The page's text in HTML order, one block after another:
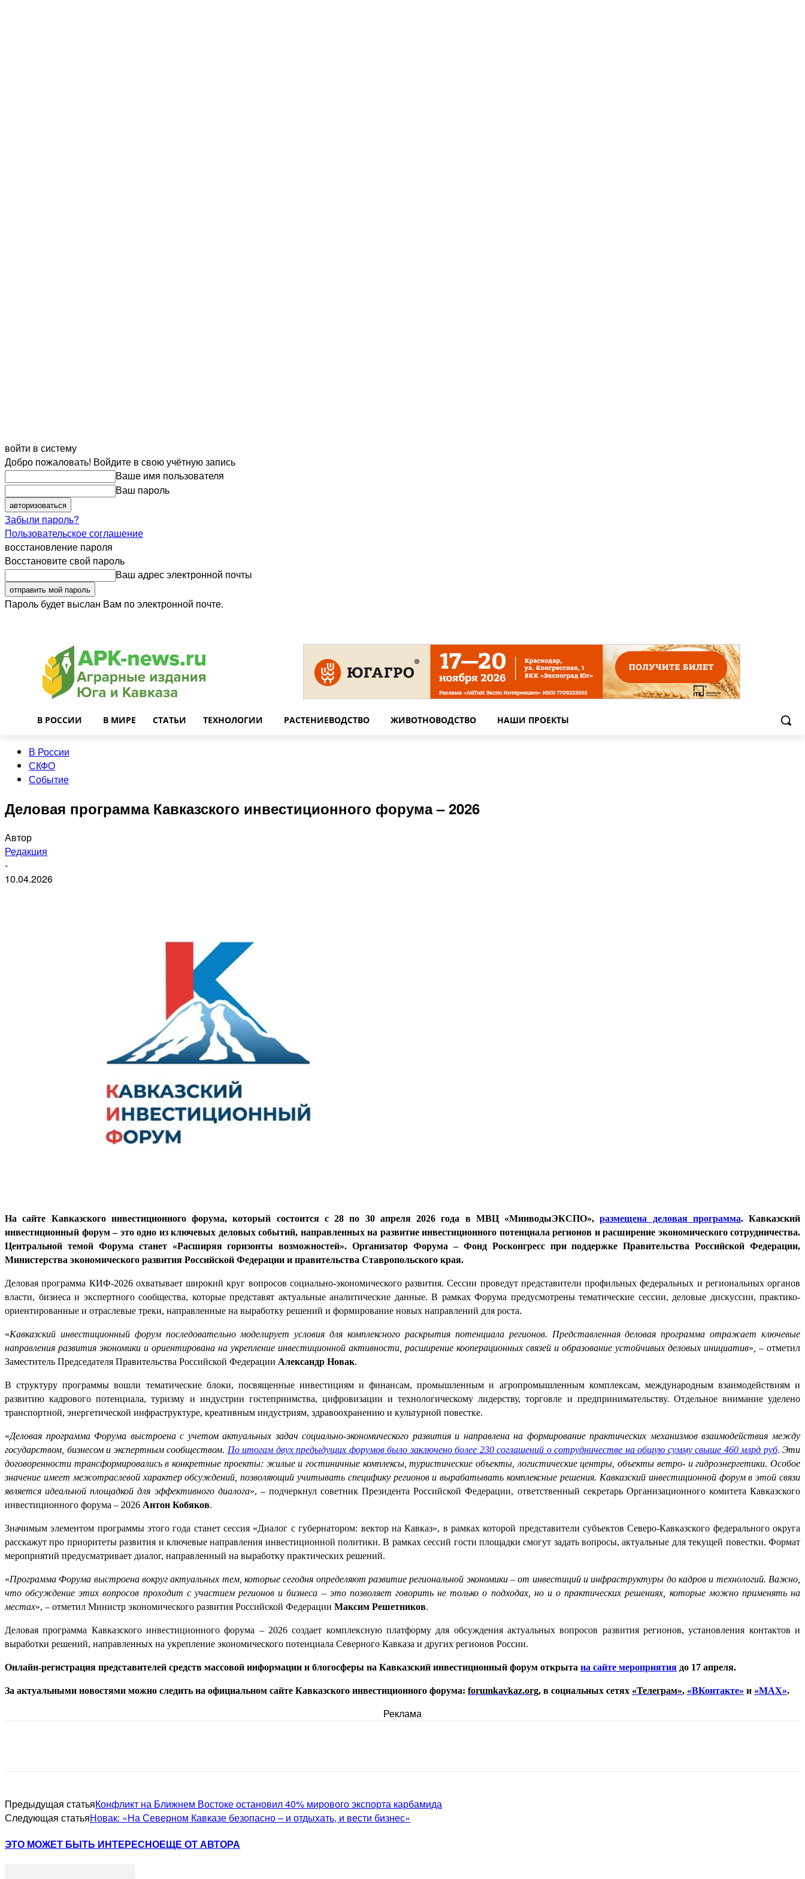
войти в систему
Добро пожаловать! Войдите в свою учётную запись
Ваше имя пользователя
Ваш пароль
Забыли пароль?
Пользовательское соглашение
восстановление пароля
Восстановите свой пароль
Ваш адрес электронной почты
Пароль будет выслан Вам по электронной почте.
В РОССИИ В МИРЕ СТАТЬИ ТЕХНОЛОГИИ РАСТЕНИЕВОДСТВО ЖИВОТНОВОДСТВО НАШИ ПРОЕКТЫ
В России
СКФО
Событие
Деловая программа Кавказского инвестиционного форума – 2026
Автор
Редакция
-
10.04.2026
На сайте Кавказского инвестиционного форума, который состоится с 28 по 30 апреля 2026 года в МВЦ «МинводыЭКСПО»,размещена деловая программа. Кавказский
инвестиционный форум – это одно из ключевых деловых событий, направленных на развитие инвестиционного потенциала регионов и расширение экономического сотрудничества.
Центральной темой Форума станет «Расширяя горизонты возможностей». Организатор Форума – Фонд Росконгресс при поддержке Правительства Российской Федерации,
Министерства экономического развития Российской Федерации и правительства Ставропольского края.
Деловая программа КИФ-2026 охватывает широкий круг вопросов социально-экономического развития. Сессии проведут представители профильных федеральных и региональных органов
власти, бизнеса и экспертного сообщества, которые представят актуальные аналитические данные. В рамках Форума предусмотрены тематические сессии, деловые дискуссии, практико-
ориентированные и отраслевые треки, направленные на выработку решений и формирование новых направлений для роста.
«Кавказский инвестиционный форум последовательно моделирует условия для комплексного раскрытия потенциала регионов. Представленная деловая программа отражает ключевые
направления развития экономики и ориентирована на укрепление инвестиционной активности, расширение кооперационных связей и образование устойчивых деловых инициатив» – отметил
Заместитель Председателя Правительства Российской Федерации Александр Новак.
В структуру программы вошли тематические блоки, посвященные инвестициям и финансам, промышленным и агропромышленным комплексам, международным взаимодействиям и
развитию кадрового потенциала, туризму и индустрии гостеприимства, цифровизации и технологическому лидерству, торговле и предпринимательству. Отдельное внимание уделено
транспортной, энергетической инфраструктуре, креативным индустриям, здравоохранению и культурной повестке.
«Деловая программа Форума выстроена с учетом актуальных задач социально-экономического развития и направлена на формирование практических механизмов взаимодействия между
государством, бизнесом и экспертным сообществом. По итогам двух предыдущих форумов было заключено более 230 соглашений о сотрудничестве на общую сумму свыше 460 млрд руб. Эти
договоренности трансформировались в конкретные проекты: жилые и гостиничные комплексы, туристические объекты, логистические центры, объекты ветро- и гидроэнергетики. Особое
значение имеет межотраслевой характер обсуждений, позволяющий учитывать специфику регионов и вырабатывать комплексные решения. Кавказский инвестиционной форум в этой связи
является идеальной площадкой для эффективного диалога», – подчеркнул советник Президента Российской Федерации, ответственный секретарь Организационного комитета Кавказского
инвестиционного форума – 2026 Антон Кобяков.
Значимым элементом программы этого года станет сессия «Диалог с губернатором: вектор на Кавказ», в рамках которой представители субъектов Северо-Кавказского федерального округа
расскажут про приоритеты развития и ключевые направления инвестиционной политики. В рамках сессий гости площадки смогут задать вопросы, актуальные для текущей повестки. Формат
мероприятий предусматривает диалог, направленный на выработку практических решений.
«Программа Форума выстроена вокруг актуальных тем, которые сегодня определяют развитие региональной экономики – от инвестиций и инфраструктуры до кадров и технологий. Важно,
что обсуждение этих вопросов проходит с участием регионов и бизнеса – это позволяет говорить не только о подходах, но и о практических решениях, которые можно применять на
местах», – отметил Министр экономического развития Российской Федерации Максим Решетников.
Деловая программа Кавказского инвестиционного форума – 2026 создает комплексную платформу для обсуждения актуальных вопросов развития регионов, установления контактов и
выработки решений, направленных на укрепление экономического потенциала Северного Кавказа и других регионов России.
Онлайн-регистрация представителей средств массовой информации и блогосферы на Кавказский инвестиционный форум открыта на сайте мероприятия до 17 апреля.
За актуальными новостями можно следить на официальном сайте Кавказского инвестиционного форума: forumkavkaz.org, в социальных сетях «Телеграм», «ВКонтакте» и «MAX».
Реклама
Предыдущая статьяКонфликт на Ближнем Востоке остановил 40% мирового экспорта карбамида
Следующая статьяНовак: «На Северном Кавказе безопасно – и отдыхать, и вести бизнес»
ЭТО МОЖЕТ БЫТЬ ИНТЕРЕСНОЕЩЕ ОТ АВТОРА